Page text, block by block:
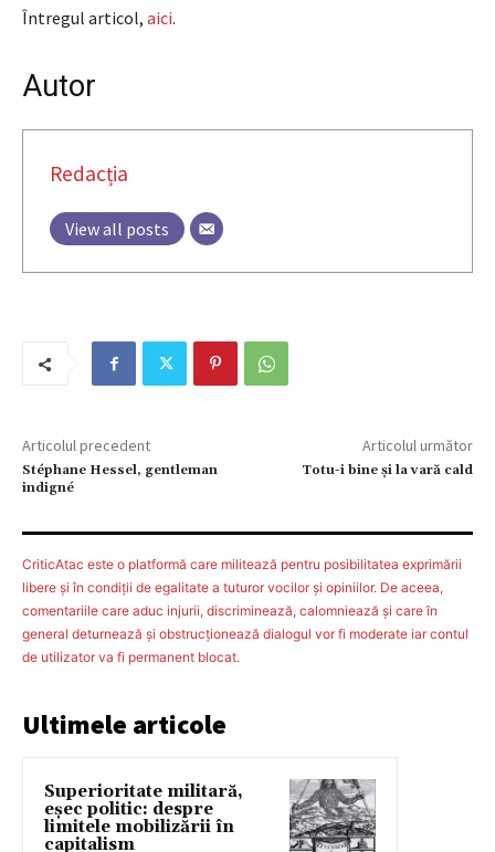
Întregul articol, aici.
Autor
Redacția
View all posts
Articolul precedent
Stéphane Hessel, gentleman
indigné
Articolul următor
Totu-i bine şi la vară cald
CriticAtac este o platformă care militează pentru posibilitatea exprimării
libere şi în condiţii de egalitate a tuturor vocilor şi opiniilor. De aceea,
comentariile care aduc injurii, discriminează, calomniează şi care în
general deturnează şi obstrucţionează dialogul vor fi moderate iar contul
de utilizator va fi permanent blocat.
Ultimele articole
Superioritate militară,
eșec politic: despre
limitele mobilizării în
capitalism